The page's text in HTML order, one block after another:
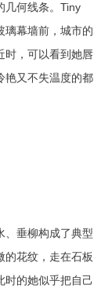
几何线条。Tiny
璃幕墙前，城市的
时，可以看到她唇
艳又不失温度的都
、垂柳构成了典型
的花纹，走在石板
时的她似乎把自己